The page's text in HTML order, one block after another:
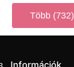
Több (732)
Információk